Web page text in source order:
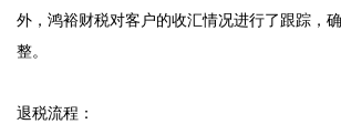
外，鸿裕财税对客户的收汇情况进行了跟踪，
整。
退税流程：